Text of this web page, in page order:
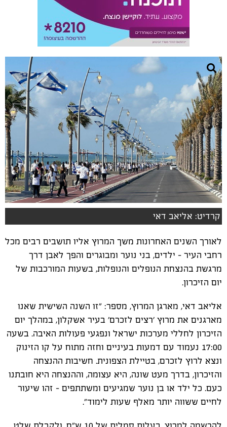
קרדיט: אליאב דאי
לאורך השנים האחרונות משך המרוץ אליו תושבים רבים מכל
רחבי העיר - ילדים, בני נוער ומבוגרים והפך לאבן דרך
מרגשת בהנצחת הנופלים והנופלות, בשעות המורכבות של
יום הזיכרון.
אליאב דאי, מארגן המרוץ, מספר: "זו השנה השישית שאנו
מארגנים את מרוץ 'רצים לזכרם' בעיר אשקלון, במהלך יום
הזיכרון לחללי מערכות ישראל ונפגעי פעולות האיבה. בשעה
17:00 נעמוד עם דמעות בעיניים וחזה מתוח על קו הזינוק
ונצא לרוץ לזכרם, בטיילת הצפונית. חשיבות ההנצחה
והזיכרון, בדרך מעט שונה, היא עצומה, וההנצחה היא חובתנו
כעם. כל ילד או בן נוער שמגיעים ומשתתפים - זהו שיעור
לחיים ששווה יותר מאלף שעות לימוד".